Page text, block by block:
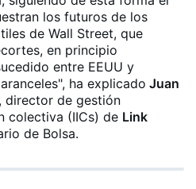
los futuros de los
de Wall Street, que
en principio
entre EEUU y
ha explicado Juan
, director de gestión
colectiva (IICs) de Link
de Bolsa.